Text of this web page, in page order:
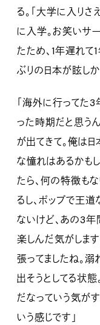
る。「大学に入り
に入学。お笑いサ
たため、1年遅れて
ぶりの日本が眩しか
「海外に行ってた3
った時期だと思う
が出てきて。俺は
な憧れはあるかも
たら、何の特徴も
るし、ポップで王
ないけど、あの3
楽しんだ気がしま
張ってましたね。
出そうとしてる状
だなっていう気が
いう感じです」